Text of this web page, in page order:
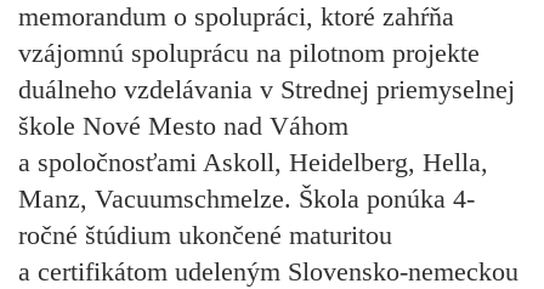
memorandum o spolupráci, ktoré zahŕňa
vzájomnú spoluprácu na pilotnom projekte
duálneho vzdelávania v Strednej priemyselnej
škole Nové Mesto nad Váhom
a spoločnosťami Askoll, Heidelberg, Hella,
Manz, Vacuumschmelze. Škola ponúka 4-
ročné štúdium ukončené maturitou
a certifikátom udeleným Slovensko-nemeckou